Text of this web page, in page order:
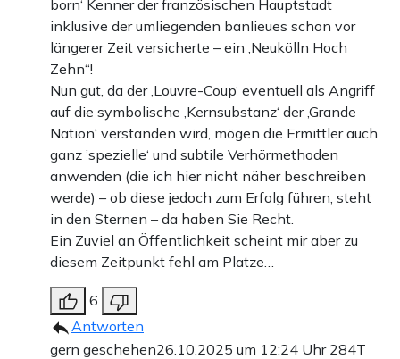
born‘ Kenner der französischen Hauptstadt
inklusive der umliegenden banlieues schon vor
längerer Zeit versicherte – ein ‚Neukölln Hoch
Zehn“!
Nun gut, da der ‚Louvre-Coup‘ eventuell als Angriff
auf die symbolische ‚Kernsubstanz‘ der ‚Grande
Nation‘ verstanden wird, mögen die Ermittler auch
ganz ’spezielle‘ und subtile Verhörmethoden
anwenden (die ich hier nicht näher beschreiben
werde) – ob diese jedoch zum Erfolg führen, steht
in den Sternen – da haben Sie Recht.
Ein Zuviel an Öffentlichkeit scheint mir aber zu
diesem Zeitpunkt fehl am Platze…
6
Antworten
gern geschehen26.10.2025 um 12:24 Uhr 284T